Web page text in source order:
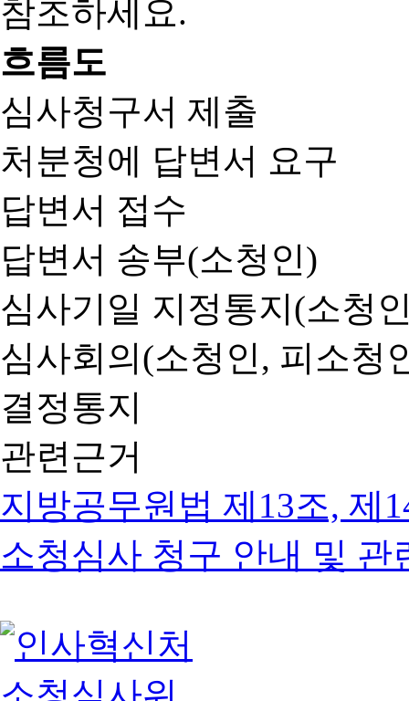
흐름도
심사청구서 제출
처분청에 답변서 요구
답변서 접수
답변서 송부(소청인)
심사기일 지정통지(소청
심사회의(소청인, 피소청
결정통지
관련근거
지방공무원법 제13조, 제
소청심사 청구 안내 및 관